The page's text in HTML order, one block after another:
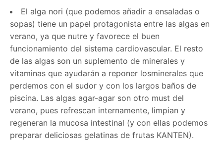
El alga nori (que podemos añadir a ensaladas o
sopas) tiene un papel protagonista entre las algas en
verano, ya que nutre y favorece el buen
funcionamiento del sistema cardiovascular. El resto
de las algas son un suplemento de minerales y
vitaminas que ayudarán a reponer losminerales que
perdemos con el sudor y con los largos baños de
piscina. Las algas agar-agar son otro must del
verano, pues refrescan internamente, limpian y
regeneran la mucosa intestinal (y con ellas podemos
preparar deliciosas gelatinas de frutas KANTEN).